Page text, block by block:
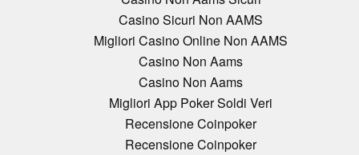
Casino Sicuri Non AAMS
Migliori Casino Online Non AAMS
Casino Non Aams
Casino Non Aams
Migliori App Poker Soldi Veri
Recensione Coinpoker
Recensione Coinpoker